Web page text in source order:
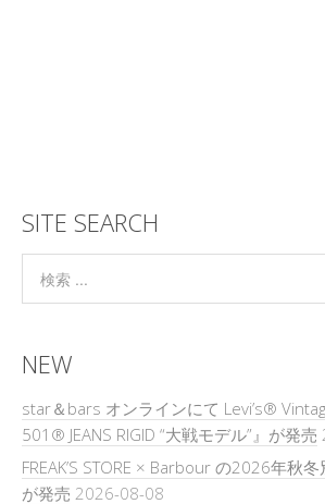
SITE SEARCH
NEW
star＆bars オンラインにて Levi’s®
501® JEANS RIGID “大戦モデル”』が発売
FREAK’S STORE × Barbour の2026年秋
が発売 2026-08-08